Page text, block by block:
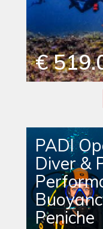
€
PADI
Diver &
Peniche